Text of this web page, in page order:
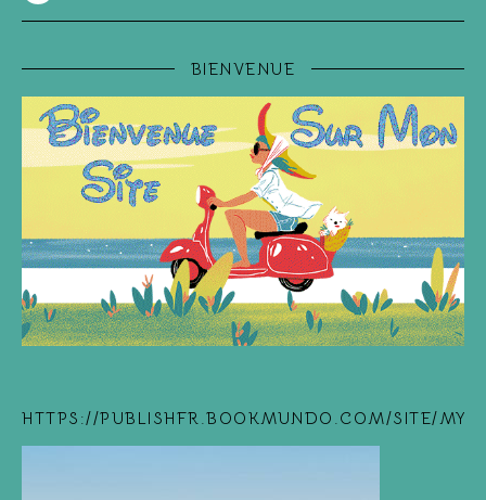
BIENVENUE
HTTPS://PUBLISHFR.BOOKMUNDO.COM/SITE/